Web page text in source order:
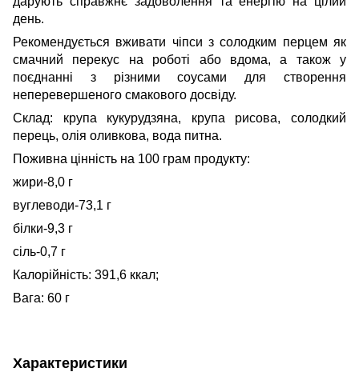
день.
Рекомендується вживати чіпси з солодким перцем як
смачний перекус на роботі або вдома, а також у
поєднанні з різними соусами для створення
неперевершеного смакового досвіду.
Склад: крупа кукурудзяна, крупа рисова, солодкий
перець, олія оливкова, вода питна.
Поживна цінність на 100 грам продукту:
жири-8,0 г
вуглеводи-73,1 г
білки-9,3 г
сіль-0,7 г
Калорійність: 391,6 ккал;
Вага: 60 г
Характеристики